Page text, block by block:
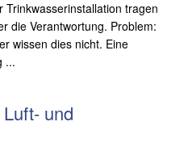
tragen
die Verantwortung. Problem:
wissen dies nicht. Eine
...
und